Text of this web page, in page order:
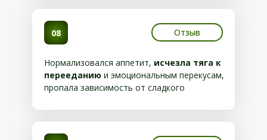
Нормализовался аппетит, исчезла тяга к
перееданию и эмоциональным перекусам,
пропала зависимость от сладкого
08 Отзыв